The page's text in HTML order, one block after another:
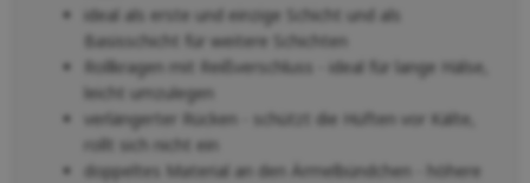
ideal als erste und einzige Schicht und als
Basisschicht für weitere Schichten
Rollkragen mit Reißverschluss - ideal für lange Hälse,
leicht umzulegen
verlängerter Rücken - schützt die Hüften vor Kälte,
rollt sich nicht ein
doppeltes Material an den Ärmelbündchen - höhere